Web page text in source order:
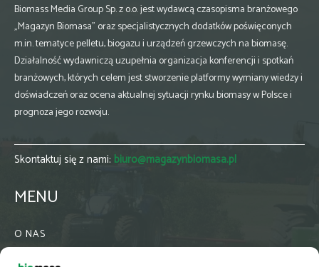
Biomass Media Group Sp. z o.o. jest wydawcą czasopisma branżowego
„Magazyn Biomasa” oraz specjalistycznych dodatków poświęconych
m.in. tematyce pelletu, biogazu i urządzeń grzewczych na biomasę.
Działalność wydawniczą uzupełnia organizacja konferencji i spotkań
branżowych, których celem jest stworzenie platformy wymiany wiedzy i
doświadczeń oraz ocena aktualnej sytuacji rynku biomasy w Polsce i
prognoza jego rozwoju.
Skontaktuj się z nami: biuro@magazynbiomasa.pl
MENU
O NAS